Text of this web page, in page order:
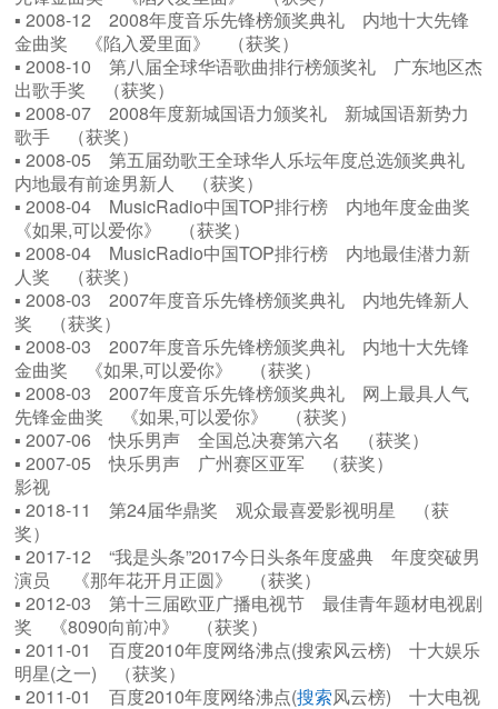
▪ 2008-12 2008年度音乐先锋榜颁奖典礼 内地十大先锋
金曲奖 《陷入爱里面》 （获奖）
▪ 2008-10 第八届全球华语歌曲排行榜颁奖礼 广东地区杰
出歌手奖 （获奖）
▪ 2008-07 2008年度新城国语力颁奖礼 新城国语新势力
歌手 （获奖）
▪ 2008-05 第五届劲歌王全球华人乐坛年度总选颁奖典礼
内地最有前途男新人 （获奖）
▪ 2008-04 MusicRadio中国TOP排行榜 内地年度金曲奖
《如果,可以爱你》 （获奖）
▪ 2008-04 MusicRadio中国TOP排行榜 内地最佳潜力新
人奖 （获奖）
▪ 2008-03 2007年度音乐先锋榜颁奖典礼 内地先锋新人
奖 （获奖）
▪ 2008-03 2007年度音乐先锋榜颁奖典礼 内地十大先锋
金曲奖 《如果,可以爱你》 （获奖）
▪ 2008-03 2007年度音乐先锋榜颁奖典礼 网上最具人气
先锋金曲奖 《如果,可以爱你》 （获奖）
▪ 2007-06 快乐男声 全国总决赛第六名 （获奖）
▪ 2007-05 快乐男声 广州赛区亚军 （获奖）
影视
▪ 2018-11 第24届华鼎奖 观众最喜爱影视明星 （获
奖）
▪ 2017-12 “我是头条”2017今日头条年度盛典 年度突破男
演员 《那年花开月正圆》 （获奖）
▪ 2012-03 第十三届欧亚广播电视节 最佳青年题材电视剧
奖 《8090向前冲》 （获奖）
▪ 2011-01 百度2010年度网络沸点(搜索风云榜) 十大娱乐
明星(之一) （获奖）
▪ 2011-01 百度2010年度网络沸点(搜索风云榜) 十大电视